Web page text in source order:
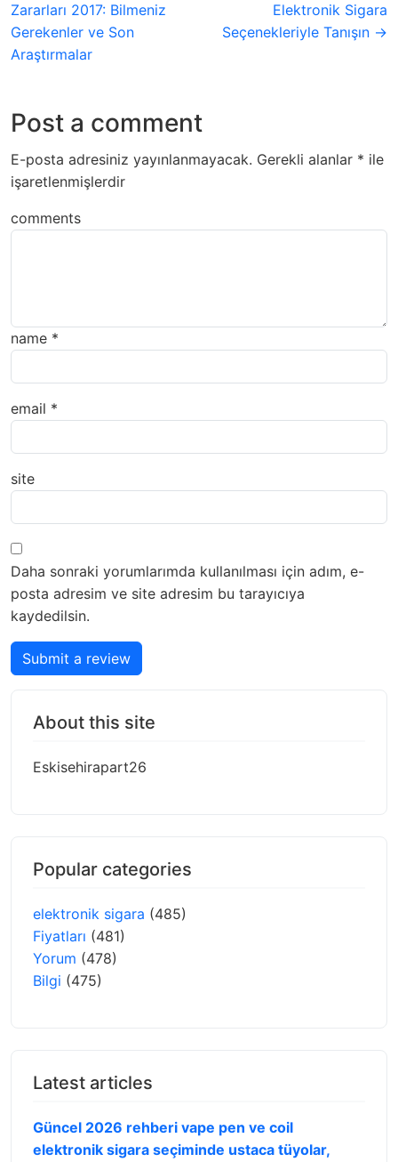
Zararları 2017: Bilmeniz
Gerekenler ve Son
Araştırmalar
Elektronik Sigara
Seçenekleriyle Tanışın →
Post a comment
E-posta adresiniz yayınlanmayacak. Gerekli alanlar * ile
işaretlenmişlerdir
comments
name *
email *
site
Daha sonraki yorumlarımda kullanılması için adım, e-
posta adresim ve site adresim bu tarayıcıya
kaydedilsin.
Submit a review
About this site
Eskisehirapart26
Popular categories
elektronik sigara (485)
Fiyatları (481)
Yorum (478)
Bilgi (475)
Latest articles
Güncel 2026 rehberi vape pen ve coil
elektronik sigara seçiminde ustaca tüyolar,